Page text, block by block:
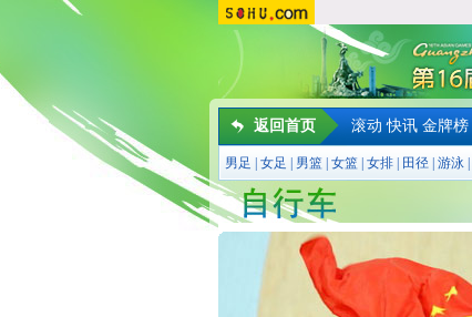
返回首页 滚动 快讯 金牌榜
男足 女足 男篮 女篮 女排 田径 游泳